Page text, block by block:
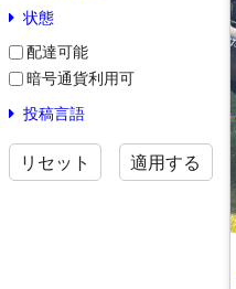
状態
配達可能
暗号通貨利用可
投稿言語
リセット 適用する